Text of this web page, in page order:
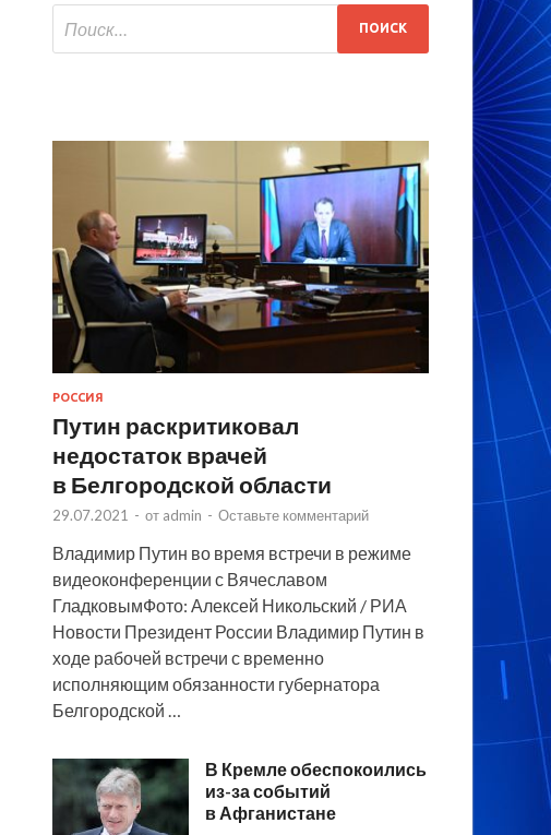
РОССИЯ
Путин раскритиковал
недостаток врачей
в Белгородской области
29.07.2021 - от admin - Оставьте комментарий
Владимир Путин во время встречи в режиме
видеоконференции с Вячеславом
ГладковымФото: Алексей Никольский / РИА
Новости Президент России Владимир Путин в
ходе рабочей встречи с временно
исполняющим обязанности губернатора
Белгородской …
В Кремле обеспокоились
из-за событий
в Афганистане